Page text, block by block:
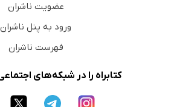
عضویت ناشران
ورود به پنل ناشران
فهرست ناشران
کتابراه را در شبکه‌های